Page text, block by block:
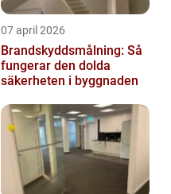
07 april 2026
Brandskyddsmålning: Så
fungerar den dolda
säkerheten i byggnaden